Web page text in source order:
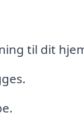
til dit